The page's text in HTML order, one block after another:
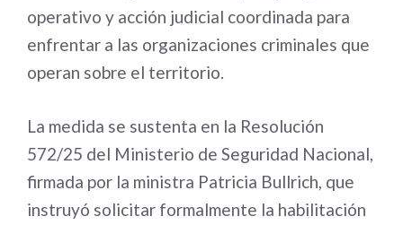
operativo y acción judicial coordinada para
enfrentar a las organizaciones criminales que
operan sobre el territorio.
La medida se sustenta en la Resolución
572/25 del Ministerio de Seguridad Nacional,
firmada por la ministra Patricia Bullrich, que
instruyó solicitar formalmente la habilitación